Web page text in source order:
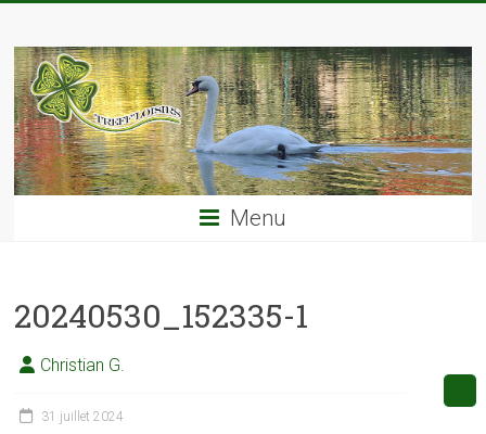
content
TREFF'LOISIRS
Menu
20240530_152335-1
Christian G.
31 juillet 2024